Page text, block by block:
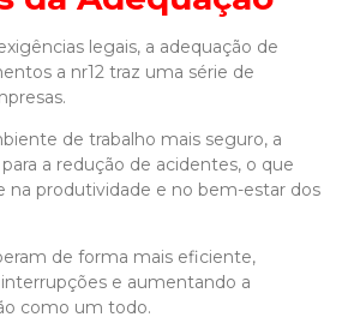
legais, a adequação de
a nr12 traz uma série de
de trabalho mais seguro, a
a redução de acidentes, o que
na produtividade e no bem-estar dos
de forma mais eficiente,
e aumentando a
como um todo.